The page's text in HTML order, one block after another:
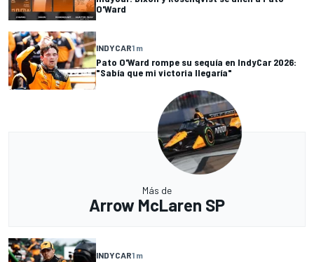
O'Ward
INDYCAR1 m
Pato O'Ward rompe su sequía en IndyCar 2026:
"Sabía que mi victoria llegaría"
Más de
Arrow McLaren SP
INDYCAR1 m